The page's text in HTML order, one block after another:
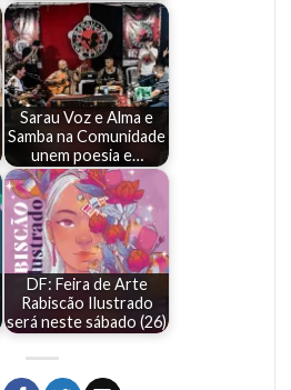
Sarau Voz e Alma e
Samba na Comunidade
unem poesia e…
DF: Feira de Arte
Rabiscão Ilustrado
será neste sábado (26)